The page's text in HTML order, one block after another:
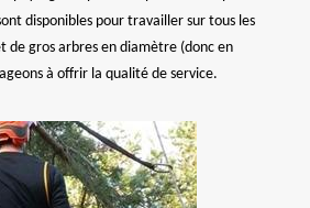
disponibles pour travailler sur tous les
de gros arbres en diamètre (donc en
à offrir la qualité de service.